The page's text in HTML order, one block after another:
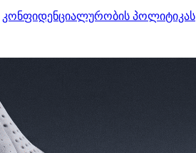
კონფიდენციალურობის პოლიტიკას